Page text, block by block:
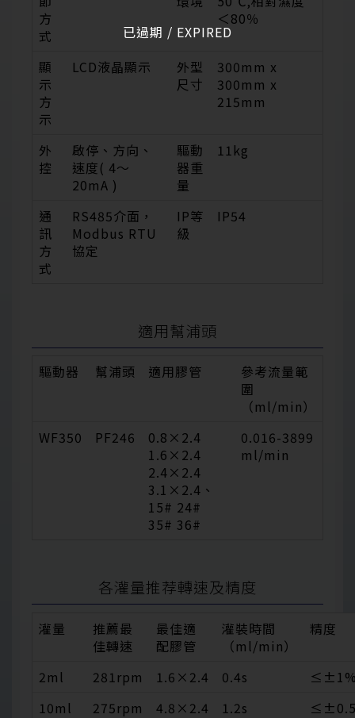
方
式
＜80％
顯
示
方
示
LCD液晶顯示
外型
尺寸
300mm x
300mm x
215mm
外
控
啟停、方向、
速度( 4～
20mA )
驅動
器重
量
11kg
通
訊
方
式
RS485介面，
Modbus RTU
協定
IP等
級
IP54
適用幫浦頭
驅動器 幫浦頭 適用膠管
參考流量範
圍
（ml/min）
WF350
PF246
0.8×2.4
1.6×2.4
2.4×2.4
3.1×2.4、
15# 24#
35# 36#
0.016-3899
ml/min
各灌量推荐轉速及精度
灌量
推薦最
佳轉速
最佳適
配膠管
灌裝時間
（ml/min）
精度
2ml 281rpm 1.6×2.4 0.4s
10ml
275rpm 4.8×2.4 1.2s
已過期 / EXPIRED